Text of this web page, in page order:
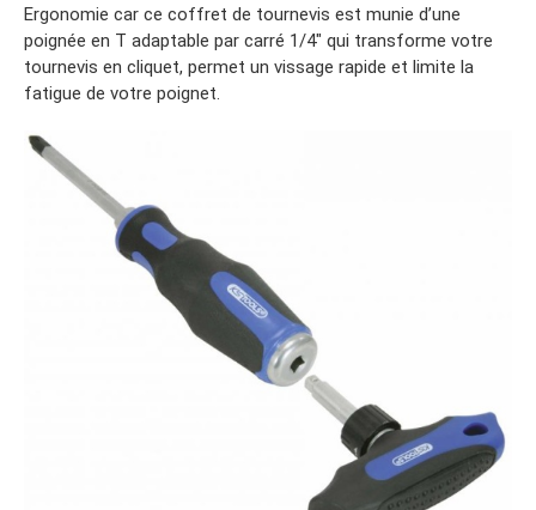
Ergonomie car ce coffret de tournevis est munie d’une
poignée en T adaptable par carré 1/4″ qui transforme votre
tournevis en cliquet, permet un vissage rapide et limite la
fatigue de votre poignet.